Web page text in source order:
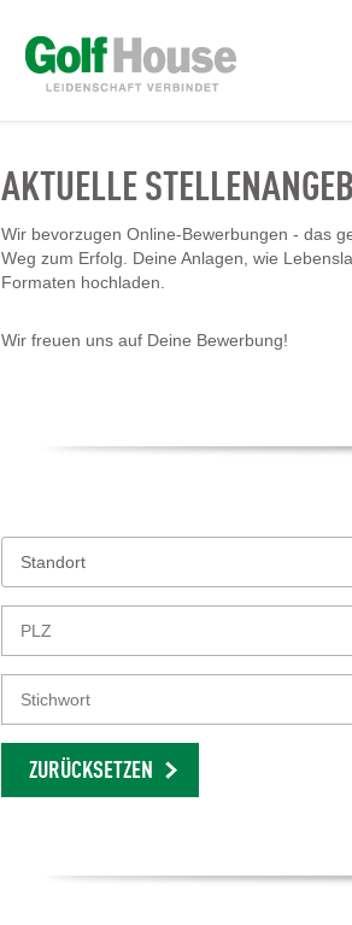
AKTUELLE
Wir bevorzugen Online-Bewerbungen - das
Weg zum Erfolg. Deine Anlagen, wie
Formaten hochladen.
Wir freuen uns auf Deine Bewerbung!
Standort
ZURÜCKSETZEN